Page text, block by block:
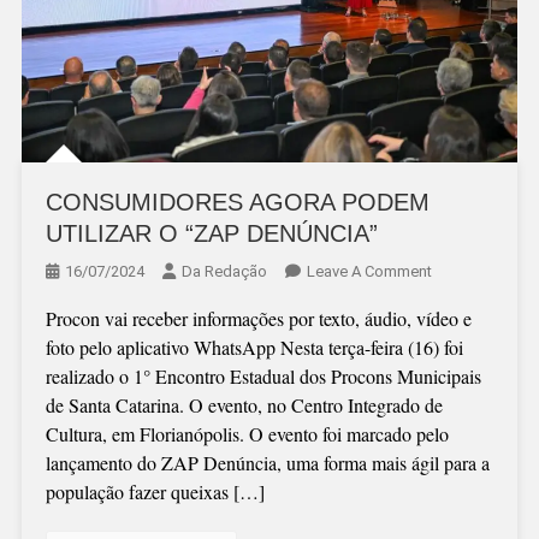
CONSUMIDORES AGORA PODEM
UTILIZAR O “ZAP DENÚNCIA”
16/07/2024 Da Redação Leave A CommentOn
AGORA
PODEM
UTILIZAR
O
“ZAP
DENÚNCIA”
Procon vai receber informações por texto, áudio, vídeo e
foto pelo aplicativo WhatsApp Nesta terça-feira (16) foi
realizado o 1° Encontro Estadual dos Procons Municipais
de Santa Catarina. O evento, no Centro Integrado de
Cultura, em Florianópolis. O evento foi marcado pelo
lançamento do ZAP Denúncia, uma forma mais ágil para a
população fazer queixas […]